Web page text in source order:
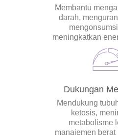
Membantu
darah,
meningkatkan
Dukungan
Mendukung
ketosis,
metabolisme
manajemen berat